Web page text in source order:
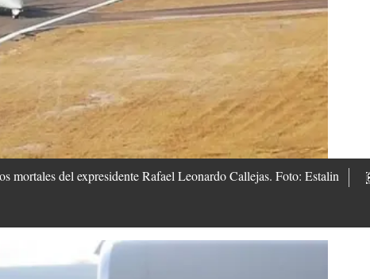
mortales del expresidente Rafael Leonardo Callejas. Foto: Estalin